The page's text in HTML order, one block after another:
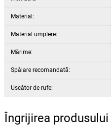
Material:
Material umplere:
Mărime:
Spălare recomandată:
Uscător de rufe:
Îngrijirea produsului